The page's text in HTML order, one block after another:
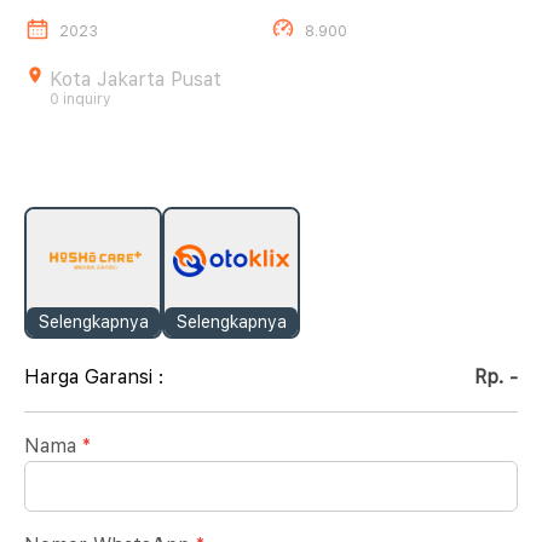
2023 8.900
Kota Jakarta Pusat
0 inquiry
Selengkapnya Selengkapnya
Harga Garansi : Rp. -
Nama *